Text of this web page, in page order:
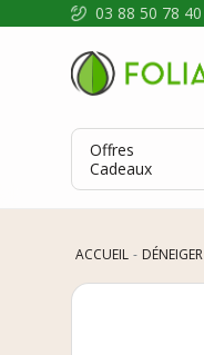
03 88 50 78 40
Offres
Cadeaux
ACCUEIL DÉNEIGER